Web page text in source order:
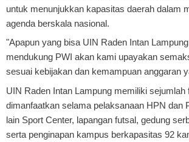
untuk menunjukkan kapasitas daerah dalam
agenda berskala nasional.
"Apapun yang bisa UIN Raden Intan
mendukung PWI akan kami upayakan
sesuai kebijakan dan kemampuan anggaran
UIN Raden Intan Lampung memiliki sejumlah
dimanfaatkan selama pelaksanaan HPN dan
lain Sport Center, lapangan futsal, gedung
serta penginapan kampus berkapasitas 92